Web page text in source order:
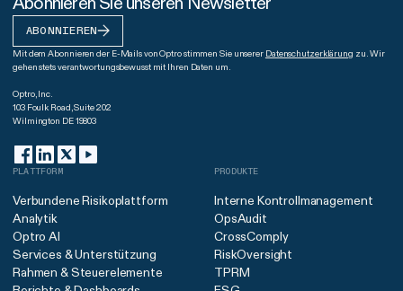
ABONNIEREN
Mit dem Abonnieren der E-Mails von Optro stimmen Sie unserer Datenschutzerklärung zu. Wir
gehen stets verantwortungsbewusst mit Ihren Daten um.
Optro, Inc.
103 Foulk Road, Suite 202
Wilmington DE 19803
PLATTFORM
Verbundene Risikoplattform
Analytik
Optro AI
Services & Unterstützung
Rahmen & Steuerelemente
PRODUKTE
Interne Kontrollmanagement
OpsAudit
CrossComply
RiskOversight
TPRM